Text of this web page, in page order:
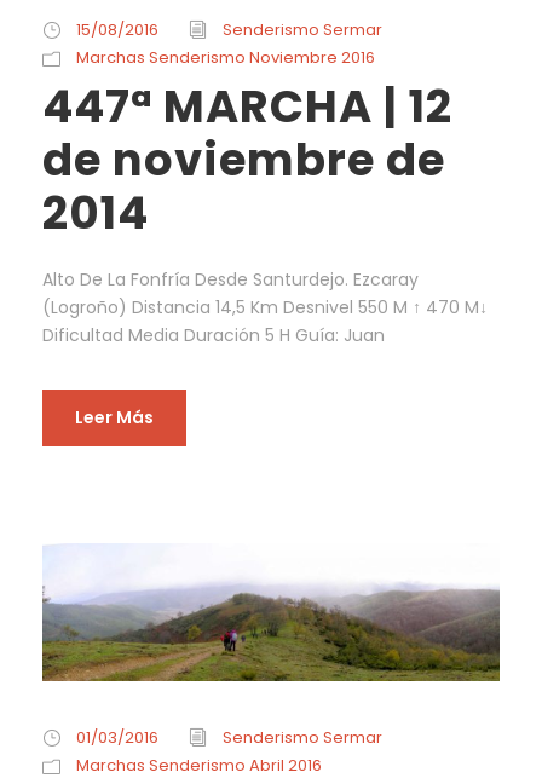
15/08/2016
Senderismo Sermar
Marchas Senderismo Noviembre 2016
447ª MARCHA | 12
de noviembre de
2014
Alto De La Fonfría Desde Santurdejo. Ezcaray
(Logroño) Distancia 14,5 Km Desnivel 550 M ↑ 470 M↓
Dificultad Media Duración 5 H Guía: Juan
Leer Más
01/03/2016
Senderismo Sermar
Marchas Senderismo Abril 2016